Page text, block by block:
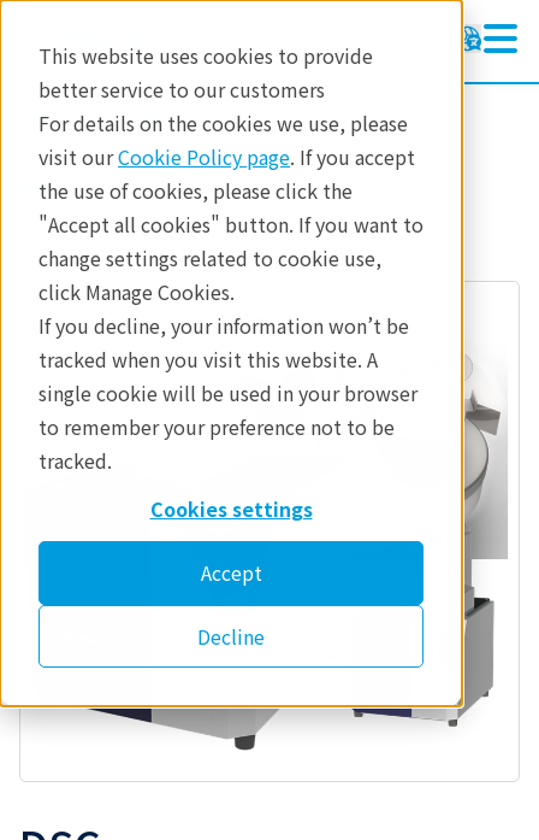
This website uses cookies to provide
better service to our customers
For details on the cookies we use, please
visit ourCookie Policy page. If you accept
the use of cookies, please click the
"Accept all cookies" button. If you want to
change settings related to cookie use,
click Manage Cookies.
If you decline, your information won’t be
tracked when you visit this website. A
single cookie will be used in your browser
to remember your preference not to be
tracked.
Cookies settings
Accept
Decline
熱分析装置
熱分析装置
ラーニング
製品
産業分野
お問合せ
製品 熱分析